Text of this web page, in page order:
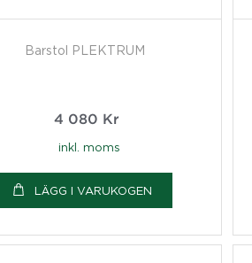
Barstol PLEKTRUM
4 080 Kr
inkl. moms
LÄGG I VARUKOGEN